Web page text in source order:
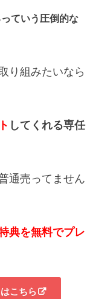
ていう圧倒的な
り組みたいなら
してくれる専任
通売ってません
典を無料でプレ
こちら